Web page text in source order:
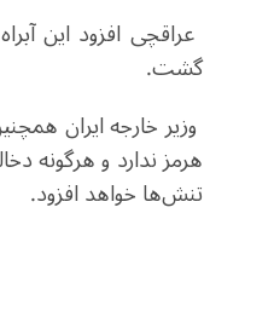
گشت.
وزیر خارجه ایران
هرمز ندارد و هرگونه
تنش‌ها خواهد افزود.